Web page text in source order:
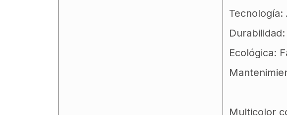
Tecnología:
Ecológica:
Multicolor